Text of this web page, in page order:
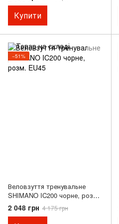
Купити
−51%
Веловзуття тренувальне
SHIMANO IC200 чорне, розм.
EU45
2 048 грн 4 175 грн